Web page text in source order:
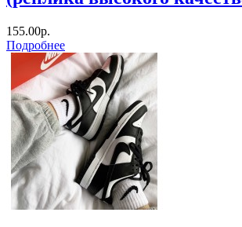
155.00р.
Подробнее